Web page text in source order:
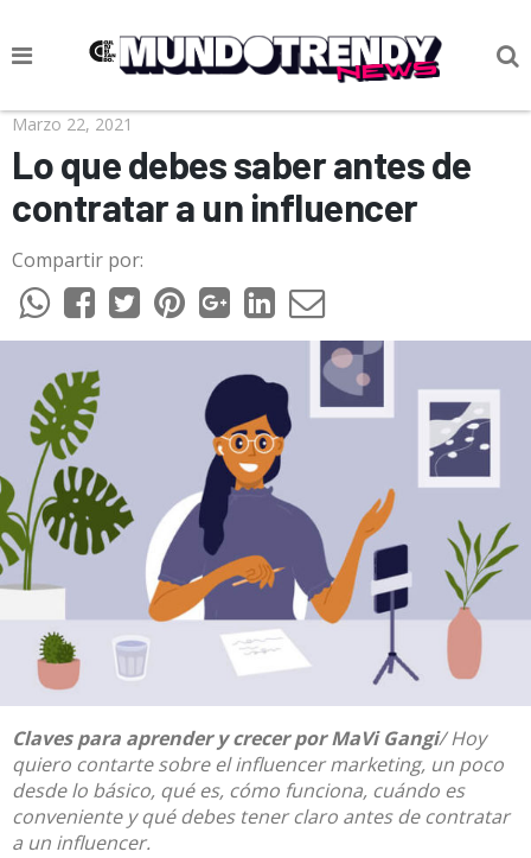
NOTICIAS
CULTURA POP
CIENCIA Y TECNOLOGÍA
VIDA
SOCIEDAD
CULTURIZANDO.COM
Marzo 22, 2021
Lo que debes saber antes de
contratar a un influencer
Compartir por:
Claves para aprender y crecerporMaVi Gangi/ Hoy
quiero contarte sobre el influencer marketing, un poco
desde lo básico, qué es, cómo funciona, cuándo es
conveniente y qué debes tener claro antes de contratar
a un influencer.